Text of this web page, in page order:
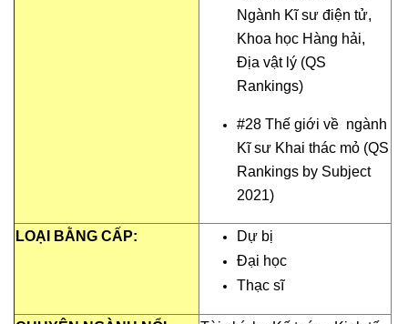
Ngành Kĩ sư điện tử,
Khoa học Hàng hải,
Địa vật lý (QS
Rankings)
#28 Thế giới về ngành
Kĩ sư Khai thác mỏ (QS
Rankings by Subject
2021)
LOẠI BẰNG CẤP:
Dự bị
Đại học
Thạc sĩ